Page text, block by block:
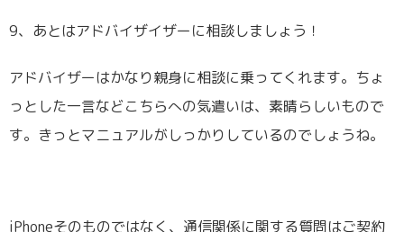
9、あとはアドバイザイザーに相談しましょう！
アドバイザーはかなり親身に相談に乗ってくれます。ちょ
っとした一言などこちらへの気遣いは、素晴らしいもので
す。きっとマニュアルがしっかりしているのでしょうね。
iPhoneそのものではなく、通信関係に関する質問はご契約